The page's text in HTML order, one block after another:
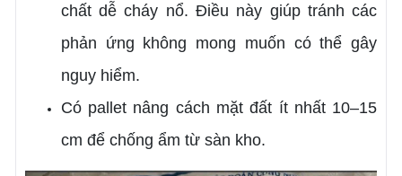
chất dễ cháy nổ. Điều này giúp tránh các
phản ứng không mong muốn có thể gây
nguy hiểm.
Có pallet nâng cách mặt đất ít nhất 10–15
cm để chống ẩm từ sàn kho.